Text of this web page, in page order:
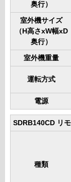
奥行）
室外機サイズ
（H高さxW幅xD
奥行）
室外機重量
運転方式
電源
SDRB140CD リ
種類